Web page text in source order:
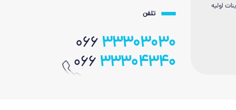
اولیه
تلفن
066 33303030
066 33304340